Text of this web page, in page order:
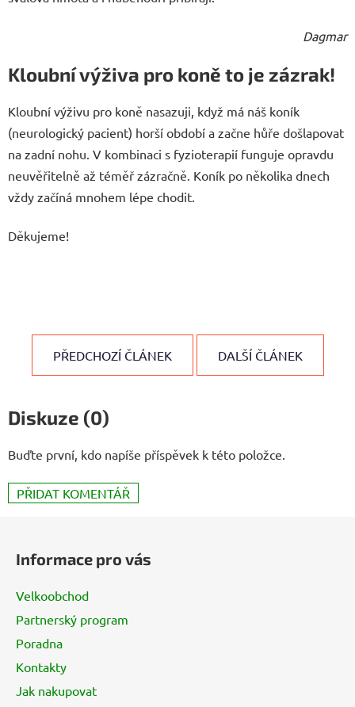
Dagmar
Kloubní výživa pro koně to je zázrak!
Kloubní výživu pro koně nasazuji, když má náš koník
(neurologický pacient) horší období a začne hůře došlapovat
na zadní nohu. V kombinaci s fyzioterapií funguje opravdu
neuvěřitelně až téměř zázračně. Koník po několika dnech
vždy začíná mnohem lépe chodit.
Děkujeme!
PŘEDCHOZÍ ČLÁNEK DALŠÍ ČLÁNEK
Diskuze (0)
Buďte první, kdo napíše příspěvek k této položce.
PŘIDAT KOMENTÁŘ
Informace pro vás
Velkoobchod
Partnerský program
Poradna
Kontakty
Jak nakupovat